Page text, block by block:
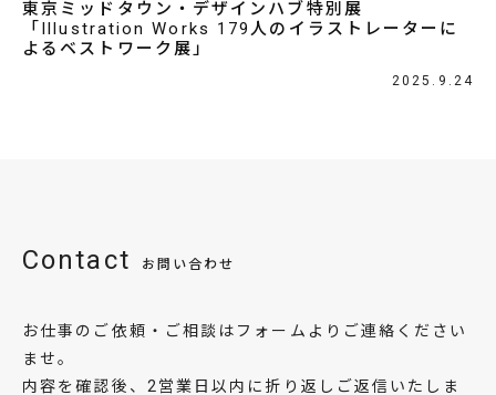
東京ミッドタウン・デザインハブ特別展
「Illustration Works 179人のイラストレーターに
よるベストワーク展」
2025.9.24
Contact お問い合わせ
お仕事のご依頼・ご相談はフォームよりご連絡ください
ませ。
内容を確認後、2営業日以内に折り返しご返信いたしま